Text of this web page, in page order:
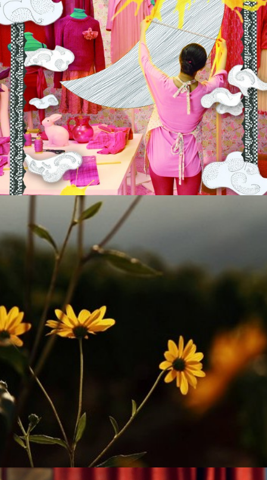
Films 2016
Films 2016